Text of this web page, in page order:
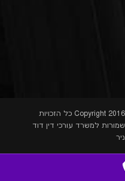
Copyright 2016 כל הזכויות
שמורות למשרד עורכי דין דוד
ניר